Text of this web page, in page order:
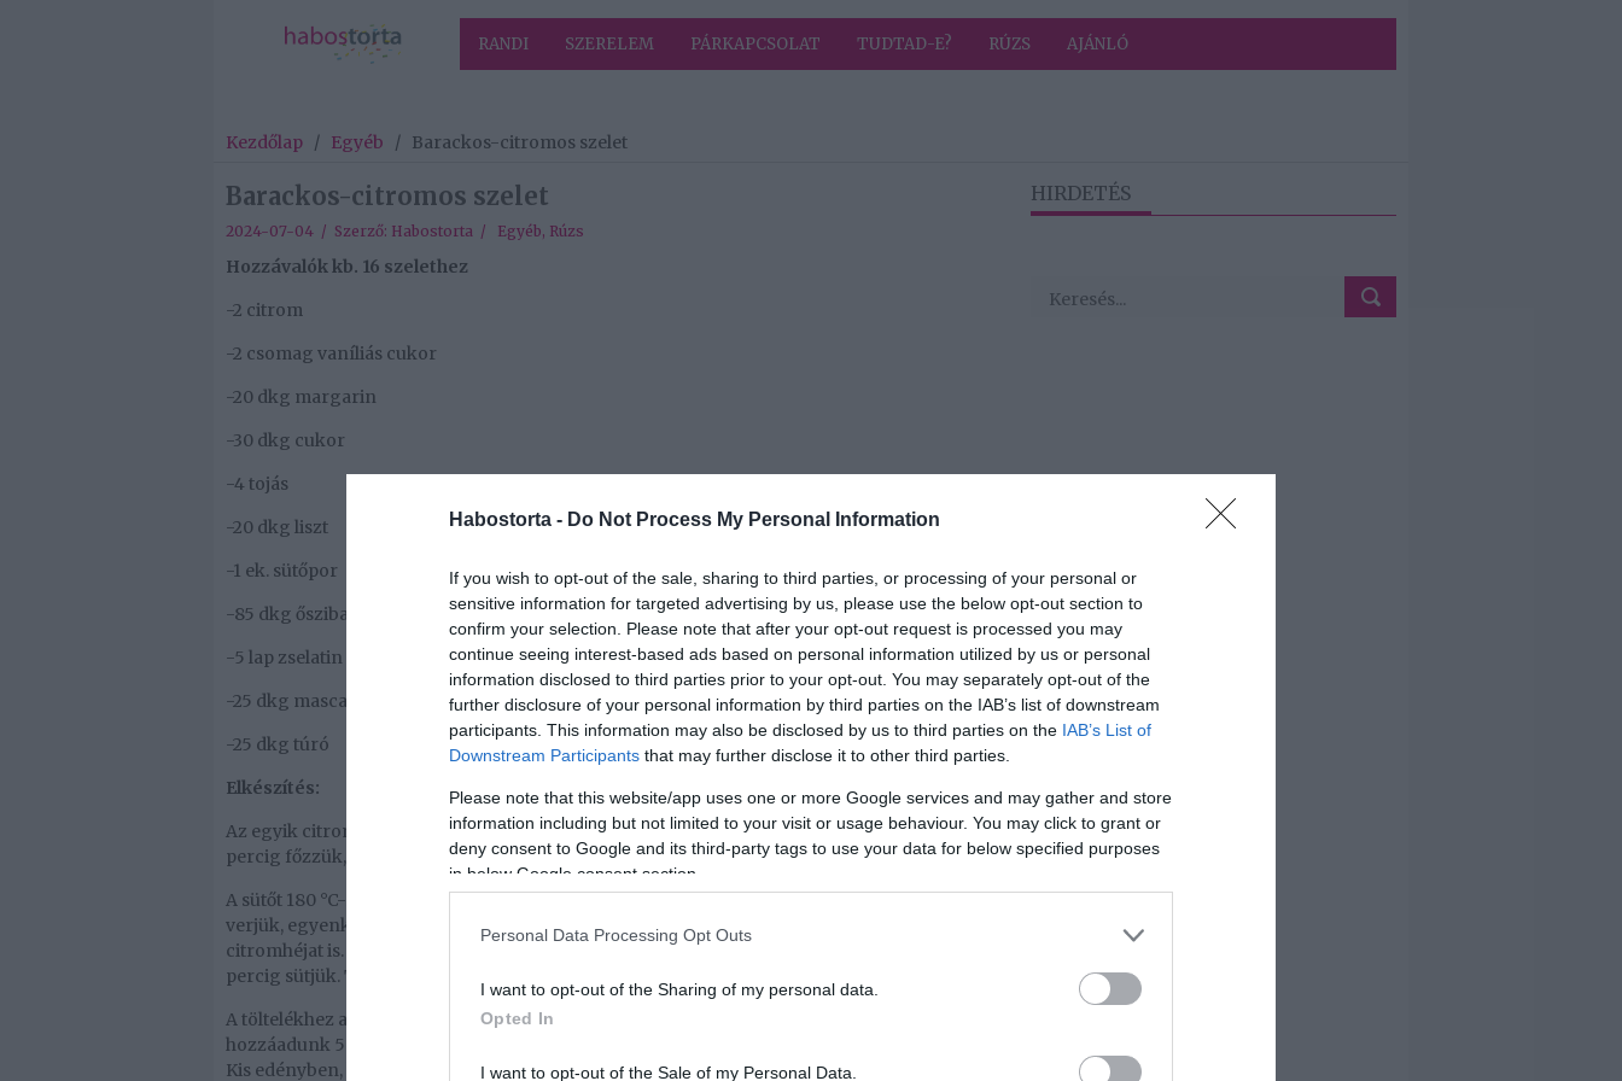
Habostorta - Do Not Process My Personal Information
If you wish to opt-out of the sale, sharing to third parties, or processing of your personal or
sensitive information for targeted advertising by us, please use the below opt-out section to
confirm your selection. Please note that after your opt-out request is processed you may
continue seeing interest-based ads based on personal information utilized by us or personal
information disclosed to third parties prior to your opt-out. You may separately opt-out of the
further disclosure of your personal information by third parties on the IAB’s list of downstream
participants. This information may also be disclosed by us to third parties on the IAB’s List of
Downstream Participants that may further disclose it to other third parties.
Please note that this website/app uses one or more Google services and may gather and store
information including but not limited to your visit or usage behaviour. You may click to grant or
deny consent to Google and its third-party tags to use your data for below specified purposes
in below Google consent section.
Personal Data Processing Opt Outs
I want to opt-out of the Sharing of my personal data.
Opted In
I want to opt-out of the Sale of my Personal Data.
RANDI SZERELEM PÁRKAPCSOLAT TUDTAD-E? RÚZS AJÁNLÓ
Kezdőlap / Egyéb / Barackos-citromos szelet
Barackos-citromos szelet
2024-07-04 / Szerző: Habostorta / Egyéb, Rúzs
Hozzávalók kb. 16 szelethez
-2 citrom
-2 csomag vaníliás cukor
-20 dkg margarin
-30 dkg cukor
-4 tojás
-20 dkg liszt
-1 ek. sütőpor
-85 dkg őszibarack
-5 lap zselatin
-25 dkg mascarpone
-25 dkg túró
Elkészítés:
Az egyik citromot felszeleteljük és 1 csomag vaníliás cukorral, 2 dl vízben, kis lángon 10
percig főzzük, majd hagyjuk kihűlni. A másik citrom héját lereszeljük.
A sütőt 180 °C-ra előmelegítjük. A margarint 15 dkg cukorral és csipet sóval krémesre
verjük, egyenként hozzáadjuk a tojásokat, majd beledolgozzuk a lisztet, a sütőport és a
citromhéjat is. A masszát egy kisebb tepsiben elsimítjuk (20*20 cm), majd a sütőben kb. 20
percig sütjük. Tálcára borítjuk, hagyjuk kihűlni, majd 2 lapra vágjuk.
A töltelékhez a barackot meghámozzuk, kimagozzuk, botmixerrel pürésítjük, majd
hozzáadunk 5 dkg cukrot. A zselatint 0,5 dl hideg vízbe áztatjuk, majd kissé kinyomkodjuk.
Kis edényben, kis lángon felolvasztjuk, majd a barackpüréhez keverjük. Hagyjuk kissé
HIRDETÉS